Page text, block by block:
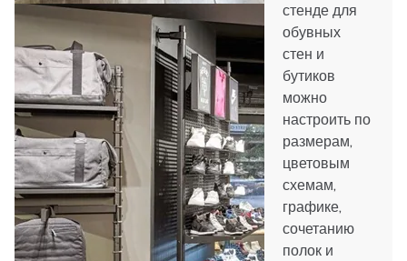
стенде для
обувных
стен и
бутиков
можно
настроить по
размерам,
цветовым
схемам,
графике,
сочетанию
полок и